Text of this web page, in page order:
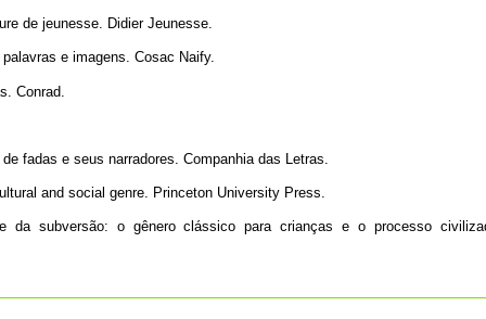
de jeunesse. Didier Jeunesse.
e imagens. Cosac Naify.
Conrad.
fadas e seus narradores. Companhia das Letras.
and social genre. Princeton University Press.
subversão: o gênero clássico para crianças e o processo